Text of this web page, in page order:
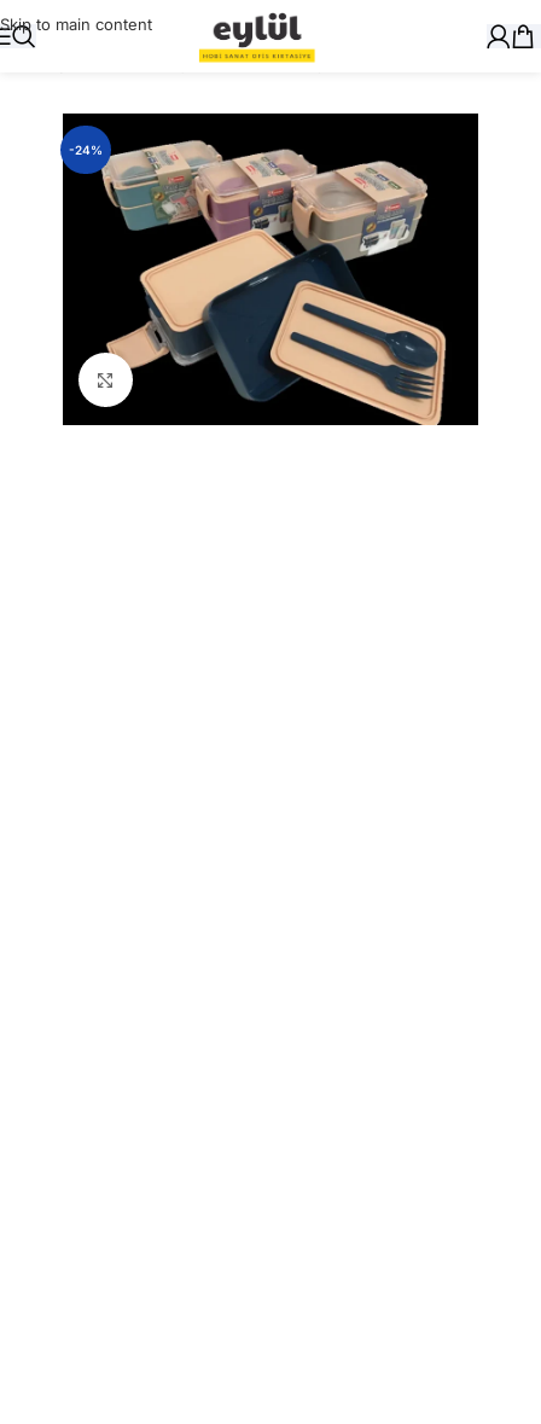
Skip to main content
Okul Gereçleri/Beslenme Çantası
-24%
Büyütmek için tıklayın